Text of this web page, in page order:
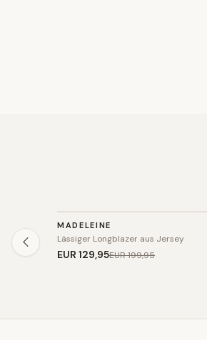
SALE
MADELEINE
Lässiger Longblazer aus Jersey
EUR 129,95EUR 199,95